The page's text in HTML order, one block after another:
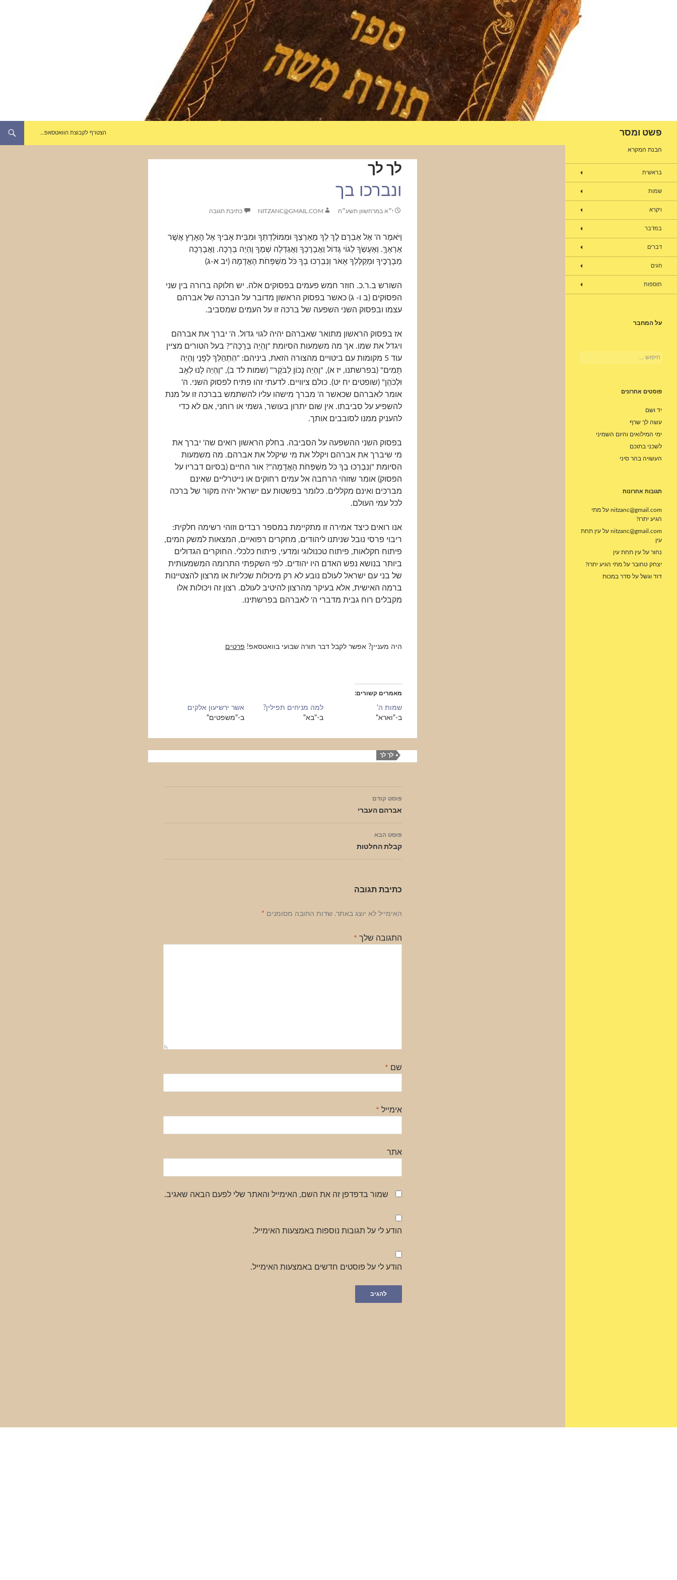
פשט ומסר הצטרף לקבוצת הוואטסאפ…
לך לך
ונברכו בך
י״א במרחשוון תשע״ח NITZANC@GMAIL.COM כתיבת תגובה
וַיֹּאמֶר ה' אֶל אַבְרָם לֶךְ לְךָ מֵאַרְצְךָ וּמִמּוֹלַדְתְּךָ וּמִבֵּית אָבִיךָ אֶל הָאָרֶץ אֲשֶׁר
אַרְאֶךָּ. וְאֶעֶשְׂךָ לְגוֹי גָּדוֹל וַאֲבָרֶכְךָ וַאֲגַדְּלָה שְׁמֶךָ וֶהְיֵה בְּרָכָה. וַאֲבָרְכָה
מְבָרֲכֶיךָ וּמְקַלֶּלְךָ אָאֹר וְנִבְרְכוּ בְךָ כֹּל מִשְׁפְּחֹת הָאֲדָמָה (יב א-ג)
השורש ב.ר.כ. חוזר חמש פעמים בפסוקים אלה. יש חלוקה ברורה בין שני
הפסוקים (ב ו- ג) כאשר בפסוק הראשון מדובר על הברכה של אברהם
עצמו ובפסוק השני השפעה של ברכה זו על העמים שמסביב.
אז בפסוק הראשון מתואר שאברהם יהיה לגוי גדול. ה' יברך את אברהם
ויגדל את שמו. אך מה משמעות הסיומת "וֶהְיֵה בְּרָכָה"? בעל הטורים מציין
עוד 5 מקומות עם ביטויים מהצורה הזאת, ביניהם: "הִתְהַלֵּךְ לְפָנַי וֶהְיֵה
תָמִים" (בפרשתנו, יז א), "וֶהְיֵה נָכוֹן לַבֹּקֶר" (שמות לד ב), "וֶהְיֵה לָנוּ לְאָב
וּלְכֹהֵן" (שופטים יח יט). כולם ציוויים. לדעתי זהו פתיח לפסוק השני. ה'
אומר לאברהם שכאשר ה' מברך מישהו עליו להשתמש בברכה זו על מנת
להשפיע על סביבתו. אין שום יתרון בעושר, גשמי או רוחני, אם לא כדי
להעניק ממנו לסובבים אותך.
בפסוק השני ההשפעה על הסביבה. בחלק הראשון רואים שה' יברך את
מי שיברך את אברהם ויקלל את מי שיקלל את אברהם. מה משמעות
הסיומת "וְנִבְרְכוּ בְךָ כֹּל מִשְׁפְּחֹת הָאֲדָמָה"? אור החיים (בסיום דבריו על
הפסוק) אומר שזוהי הרחבה אל עמים רחוקים או נייטרליים שאינם
מברכים ואינם מקללים. כלומר בפשטות עם ישראל יהיה מקור של ברכה
לכל עמי העולם.
אנו רואים כיצד אמירה זו מתקיימת במספר רבדים וזוהי רשימה חלקית:
ריבוי פרסי נובל שניתנו ליהודים, מחקרים רפואיים, המצאות למשק המים,
פיתוח חקלאות, פיתוח טכנולוגי ומדעי, פיתוח כלכלי. החוקרים הגדולים
ביותר בנושא נפש האדם היו יהודים. לפי השקפתי התרומה המשמעותית
של בני עם ישראל לעולם נובע לא רק מיכולות שכליות או מרצון להצטיינות
ברמה האישית, אלא בעיקר מהרצון להיטיב לעולם. רצון זה ויכולות אלו
מקבלים רוח גבית מדברי ה' לאברהם בפרשתינו.
היה מעניין? אפשר לקבל דבר תורה שבועי בוואטסאפ! פרטים
מאמרים קשורים
שמות ה'
ב-"וארא"
למה מניחים תפילין?
ב-"בא"
אשר ירשיעון אלקים
ב-"משפטים"
לך לך
ניווט
בפוסטים
פוסט קודם
אברהם העברי
פוסט הבא
קבלת החלטות
כתיבת תגובה
האימייל לא יוצג באתר. שדות החובה מסומנים *
התגובה שלך *
שם *
אימייל *
אתר
שמור בדפדפן זה את השם, האימייל והאתר שלי לפעם הבאה שאגיב.
הודע לי על תגובות נוספות באמצעות האימייל.
הודע לי על פוסטים חדשים באמצעות האימייל.
הבנת המקרא
בראשית
שמות
ויקרא
במדבר
דברים
חגים
תוספות
על המחבר
חיפוש:
פוסטים אחרונים
יד ושם
עשה לך שרף
ימי המילואים והיום השמיני
לשכני בתוכם
העשויה בהר סיני
תגובות אחרונות
nitzanc@gmail.com על מתי
הגיע יתרו?
nitzanc@gmail.com על עין תחת
עין
נחור על עין תחת עין
יצחק טחובר על מתי הגיע יתרו?
דוד וגשל על סדר במכות